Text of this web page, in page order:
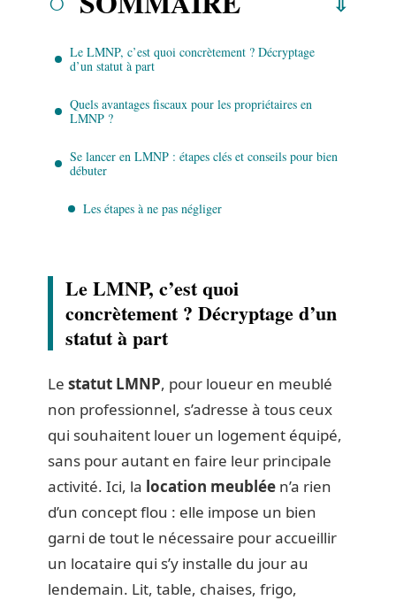
Le LMNP, c’est quoi concrètement ? Décryptage
d’un statut à part
Quels avantages fiscaux pour les propriétaires en
LMNP ?
Se lancer en LMNP : étapes clés et conseils pour bien
débuter
Les étapes à ne pas négliger
Le LMNP, c’est quoi
concrètement ? Décryptage d’un
statut à part
Le statut LMNP, pour loueur en meublé
non professionnel, s’adresse à tous ceux
qui souhaitent louer un logement équipé,
sans pour autant en faire leur principale
activité. Ici, la location meublée n’a rien
d’un concept flou : elle impose un bien
garni de tout le nécessaire pour accueillir
un locataire qui s’y installe du jour au
lendemain. Lit, table, chaises, frigo,